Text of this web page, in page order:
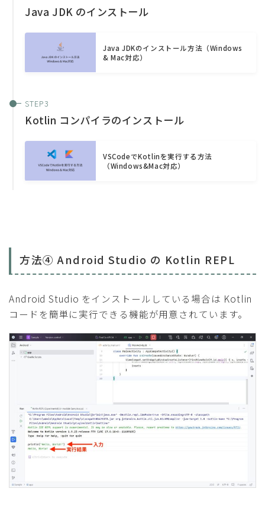
Java JDK のインストール
Java JDKのインストール方法（Windows
& Mac対応）
Kotlin コンパイラのインストール
VSCodeでKotlinを実行する方法
（Windows&Mac対応）
方法④ Android Studio の Kotlin REPL
Android Studio をインストールしている場合は Kotlin
コードを簡単に実行できる機能が用意されています。